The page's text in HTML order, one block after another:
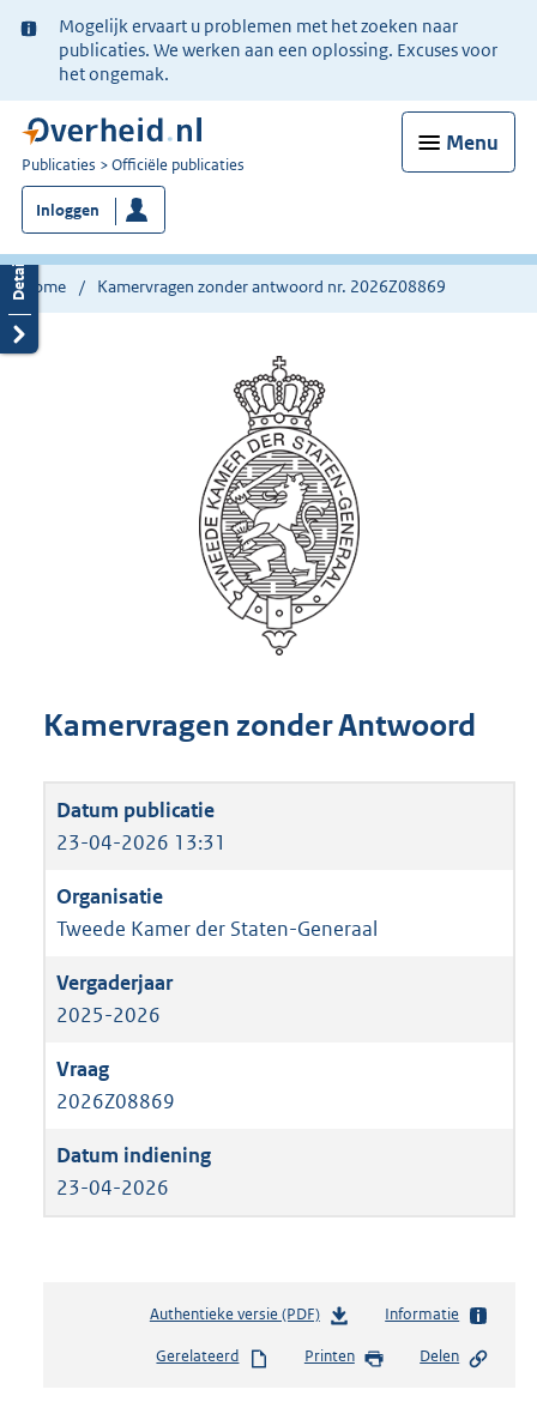
Ter
informatie:
Mogelijk ervaart u problemen met het zoeken naar
publicaties. We werken aan een oplossing. Excuses voor
het ongemak.
Menu
U
bent
nu
hier:
Publicaties Officiële publicaties
Inloggen
Home Kamervragen zonder antwoord nr. 2026Z08869
Kamervragen zonder Antwoord
23-04-2026 13:31
Tweede Kamer der Staten-Generaal
2025-2026
2026Z08869
23-04-2026
Authentieke versie (PDF)b
s
Informatie
Gerelateerd Printen Delen